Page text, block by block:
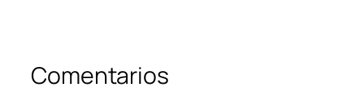
Comentarios